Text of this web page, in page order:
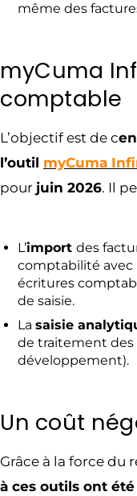
même des
myCuma
comptable
L’objectif est de c
l’outil myCuma
pour juin 2026. Il
L’import des
comptabilité avec
écritures
de saisie.
La saisie
de traitement des
développement).
Un coût
Grâce à la force du
à ces outils ont